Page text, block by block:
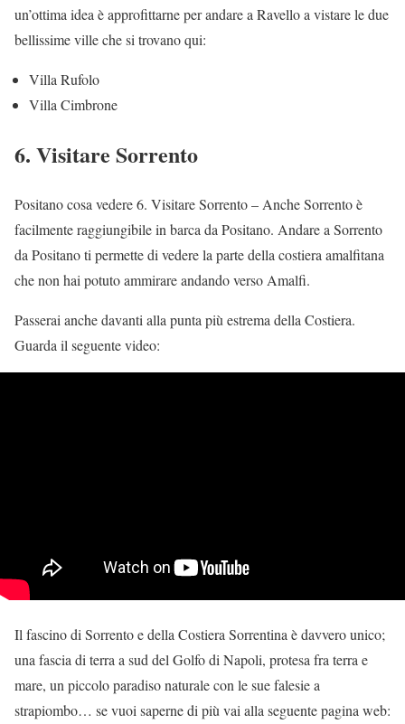
un’ottima idea è approfittarne per andare a Ravello a vistare le due
bellissime ville che si trovano qui:
Villa Rufolo
Villa Cimbrone
6. Visitare Sorrento
Positano cosa vedere 6. Visitare Sorrento – Anche Sorrento è
facilmente raggiungibile in barca da Positano. Andare a Sorrento
da Positano ti permette di vedere la parte della costiera amalfitana
che non hai potuto ammirare andando verso Amalfi.
Passerai anche davanti alla punta più estrema della Costiera.
Guarda il seguente video:
Il fascino di Sorrento e della Costiera Sorrentina è davvero unico;
una fascia di terra a sud del Golfo di Napoli, protesa fra terra e
mare, un piccolo paradiso naturale con le sue falesie a
strapiombo… se vuoi saperne di più vai alla seguente pagina web: